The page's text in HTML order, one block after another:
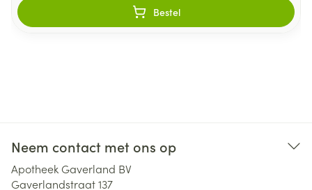
Bestel
Neem contact met ons op
Apotheek Gaverland BV
Gaverlandstraat 137